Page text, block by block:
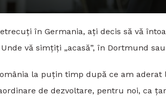
în Germania, ați decis să vă
vă simțiți „acasă”, în Dortmund
la puțin timp după ce am aderat
de dezvoltare, pentru noi, ca